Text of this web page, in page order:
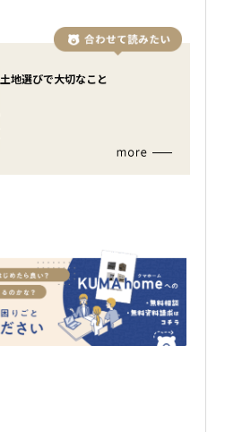
土地選びで大切なこと